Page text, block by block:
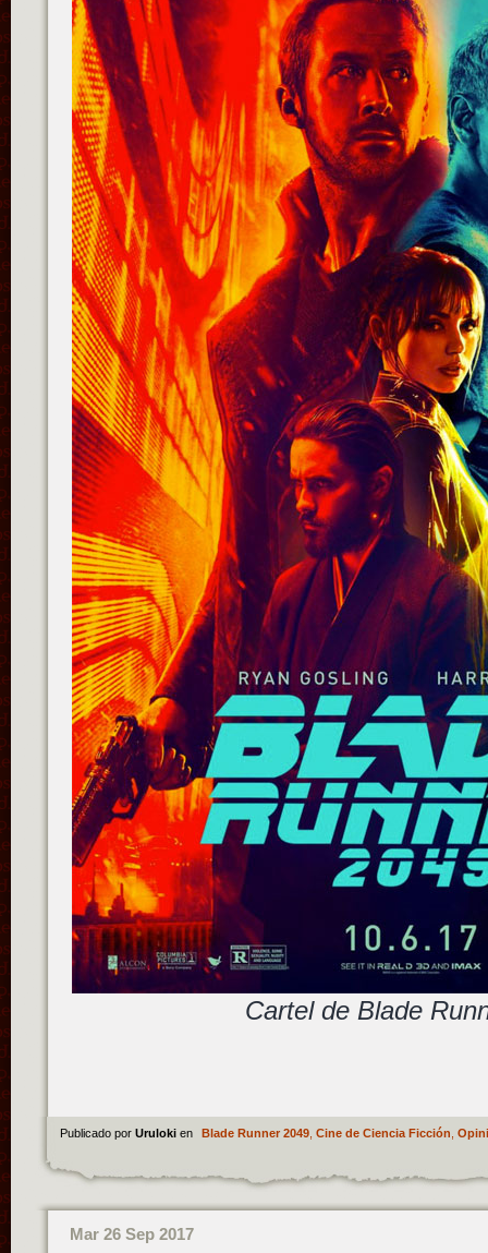
Cartel de Blade
Publicado por Uruloki en Blade Runner 2049, Cine de Ciencia Ficción
Mar 26 Sep 2017